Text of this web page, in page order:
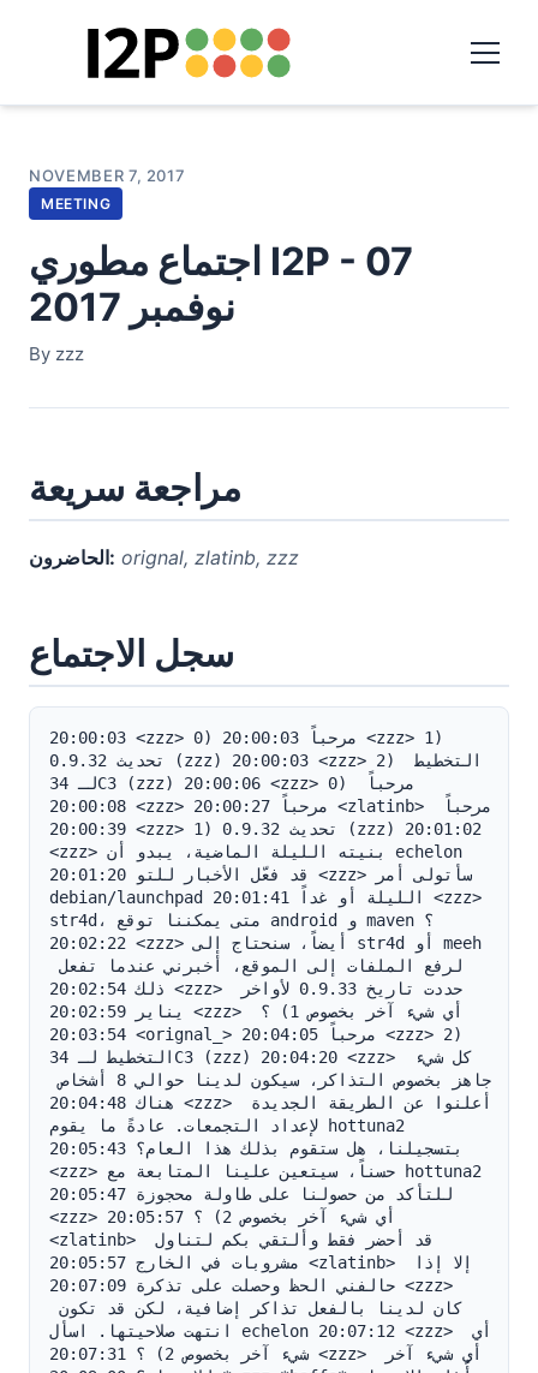
NOVEMBER 7, 2017
MEETING
اجتماع مطوري I2P - 07
نوفمبر 2017
By zzz
مراجعة سريعة
الحاضرون: orignal, zlatinb, zzz
سجل الاجتماع
20:00:03 <zzz> 0) مرحباً 20:00:03 <zzz> 1)
تحديث 0.9.32 (zzz) 20:00:03 <zzz> 2) التخطيط
لـ 34C3 (zzz) 20:00:06 <zzz> 0) مرحباً
20:00:08 <zzz> مرحباً 20:00:27 <zlatinb> مرحباً
20:00:39 <zzz> 1) تحديث 0.9.32 (zzz) 20:01:02
<zzz> بنيته الليلة الماضية، يبدو أن echelon
قد فعّل الأخبار للتو 20:01:20 <zzz> سأتولى أمر
debian/launchpad الليلة أو غداً 20:01:41 <zzz>
str4d، متى يمكننا توقع android و maven؟
20:02:22 <zzz> أيضاً، سنحتاج إلى str4d أو meeh
ذلك 20:02:54 <zzz> حددت تاريخ 0.9.33 لأواخر
يناير 20:02:59 <zzz> أي شيء آخر بخصوص 1) ؟
20:03:54 <orignal_> مرحباً 20:04:05 <zzz> 2)
التخطيط لـ 34C3 (zzz) 20:04:20 <zzz> كل شيء
جاهز بخصوص التذاكر، سيكون لدينا حوالي 8 أشخاص
هناك 20:04:48 <zzz> أعلنوا عن الطريقة الجديدة
لإعداد التجمعات. عادةً ما يقوم hottuna2
بتسجيلنا، هل ستقوم بذلك هذا العام؟ 20:05:43
<zzz> حسناً، سيتعين علينا المتابعة مع hottuna2
للتأكد من حصولنا على طاولة محجوزة 20:05:47
<zzz> أي شيء آخر بخصوص 2) ؟ 20:05:57
<zlatinb> قد أحضر فقط وألتقي بكم لتناول
مشروبات في الخارج 20:05:57 <zlatinb> إلا إذا
حالفني الحظ وحصلت على تذكرة 20:07:09 <zzz>
انتهت صلاحيتها. اسأل echelon 20:07:12 <zzz> أي
شيء آخر بخصوص 2) ؟ 20:07:31 <zzz> أي شيء آخر